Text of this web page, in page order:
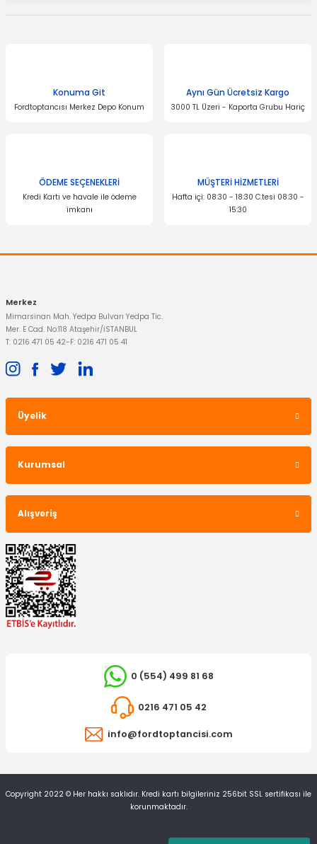
Ürün resmi kalitesiz, bozuk veya görüntülenemiyor.
Bu ürüne benzer farklı alternatifler olmalı.
Konuma Git
Fordtoptancısı Merkez Depo Konum
Aynı Gün Ücretsiz Kargo
3000 TL Üzeri - Kaporta Grubu Hariç
ÖDEME SEÇENEKLERİ
Kredi Kartı ve havale ile ödeme
imkanı
MÜŞTERİ HİZMETLERİ
Hafta içi: 08:30 - 18:30 C.tesi 08:30 -
15:30
Merkez
Mimarsinan Mah. Yedpa Bulvarı Yedpa Tic.
Mer. E Cad. No:118 Ataşehir/İSTANBUL
T: 0216 471 05 42-F: 0216 471 05 41
Üyelik
Kurumsal
Alışveriş
0 (554) 499 81 68
0216 471 05 42
info@fordtoptancisi.com
Copyright 2022 © Her hakkı saklıdır. Kredi kartı bilgileriniz 256bit SSL sertifikası ile
korunmaktadır.